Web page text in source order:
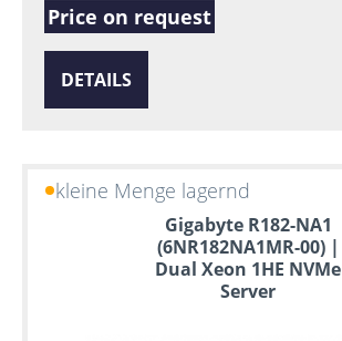
Price on request
DETAILS
kleine Menge lagernd
Gigabyte R182-NA1
(6NR182NA1MR-00) |
Dual Xeon 1HE NVMe
Server